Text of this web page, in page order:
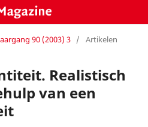
90 (2003) 3 / Artikelen
Realistisch
van een